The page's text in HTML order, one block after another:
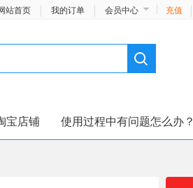
站首页 我的订单 会员中心 充值
宝店铺 使用过程中有问题怎么办？